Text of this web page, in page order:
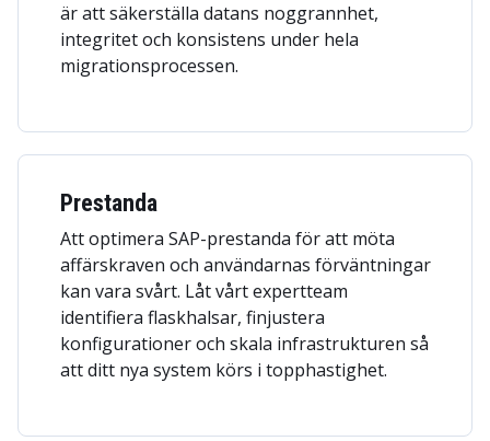
är att säkerställa datans noggrannhet,
integritet och konsistens under hela
migrationsprocessen.
Prestanda
Att optimera SAP-prestanda för att möta
affärskraven och användarnas förväntningar
kan vara svårt. Låt vårt expertteam
identifiera flaskhalsar, finjustera
konfigurationer och skala infrastrukturen så
att ditt nya system körs i topphastighet.